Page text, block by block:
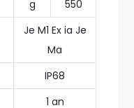
g
550
Je M1 Ex ia Je
Ma
IP68
1 an